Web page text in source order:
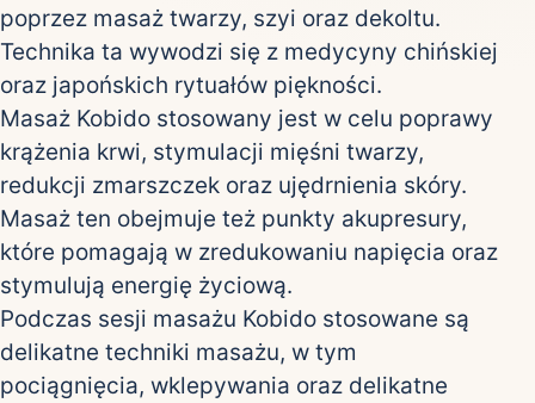
poprzez masaż twarzy, szyi oraz dekoltu.
Technika ta wywodzi się z medycyny chińskiej
oraz japońskich rytuałów piękności.
Masaż Kobido stosowany jest w celu poprawy
krążenia krwi, stymulacji mięśni twarzy,
redukcji zmarszczek oraz ujędrnienia skóry.
Masaż ten obejmuje też punkty akupresury,
które pomagają w zredukowaniu napięcia oraz
stymulują energię życiową.
Podczas sesji masażu Kobido stosowane są
delikatne techniki masażu, w tym
pociągnięcia, wklepywania oraz delikatne